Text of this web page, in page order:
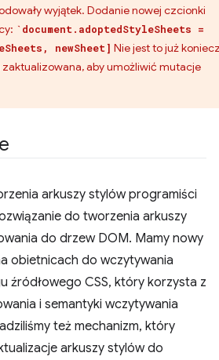
wyjątek. Dodanie nowej czcionki
`document.adoptedStyleSheets =
newSheet] Nie jest to już
zaktualizowana, aby umożliwić mutacje
arkuszy stylów programiści
do tworzenia arkuszy
do drzew DOM. Mamy nowy
obietnicach do wczytywania
źródłowego CSS, który korzysta z
i semantyki wczytywania
też mechanizm, który
arkuszy stylów do